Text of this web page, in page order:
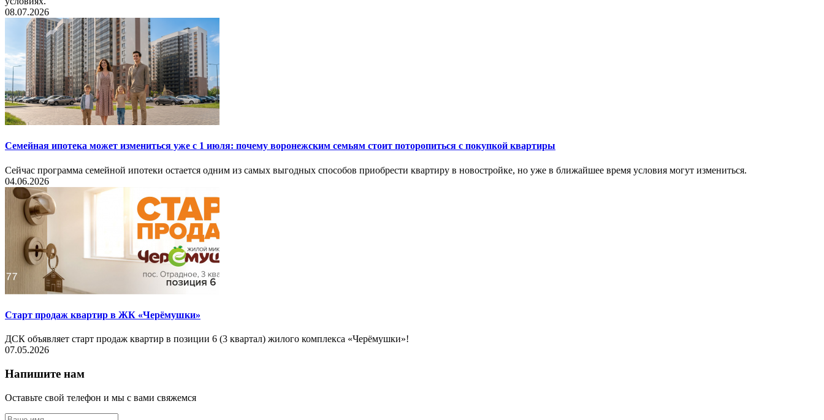
08.07.2026
Семейная ипотека может измениться уже с 1 июля: почему воронежским семьям стоит поторопиться с покупкой квартиры
Сейчас программа семейной ипотеки остается одним из самых выгодных способов приобрести квартиру в новостройке, но уже в ближайшее время условия могут измениться.
04.06.2026
Старт продаж квартир в ЖК «Черёмушки»
ДСК объявляет старт продаж квартир в позиции 6 (3 квартал) жилого комплекса «Черёмушки»!
07.05.2026
Напишите нам
Оставьте свой телефон и мы с вами свяжемся